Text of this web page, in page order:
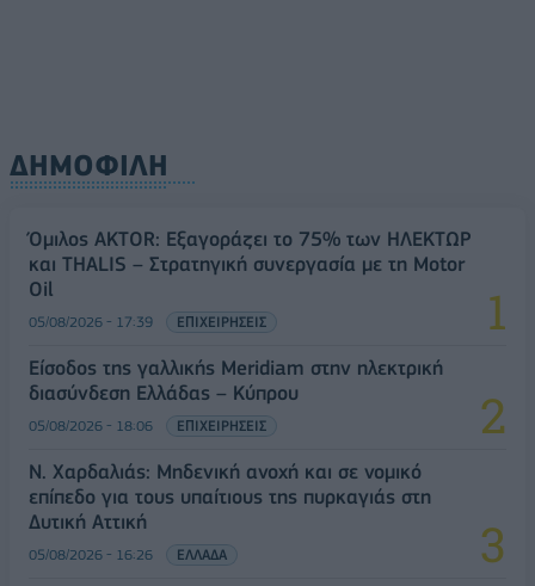
ΔΗΜΟΦΙΛΗ
Όμιλος AKTOR: Εξαγοράζει το 75% των ΗΛΕΚΤΩΡ
και THALIS – Στρατηγική συνεργασία με τη Motor
Oil
05/08/2026 - 17:39 ΕΠΙΧΕΙΡΗΣΕΙΣ
Είσοδος της γαλλικής Meridiam στην ηλεκτρική
διασύνδεση Ελλάδας – Κύπρου
05/08/2026 - 18:06 ΕΠΙΧΕΙΡΗΣΕΙΣ
Ν. Χαρδαλιάς: Μηδενική ανοχή και σε νομικό
επίπεδο για τους υπαίτιους της πυρκαγιάς στη
Δυτική Αττική
05/08/2026 - 16:26 ΕΛΛΑΔΑ